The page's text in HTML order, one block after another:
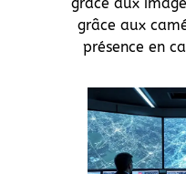
grâce aux
présence en